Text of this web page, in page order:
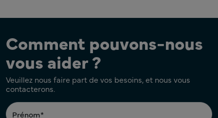
Comment pouvons-nous
vous aider ?
Veuillez nous faire part de vos besoins, et nous vous
contacterons.